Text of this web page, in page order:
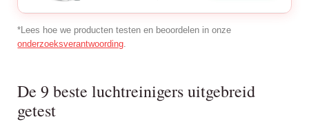
*Lees hoe we producten testen en beoordelen in onze
onderzoeksverantwoording.
De 9 beste luchtreinigers uitgebreid
getest